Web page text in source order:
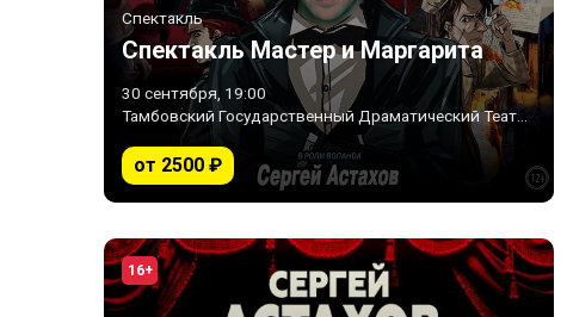
Спектакль
Спектакль Мастер и Маргарита
30 сентября, 19:00
от 2500 ₽
16+